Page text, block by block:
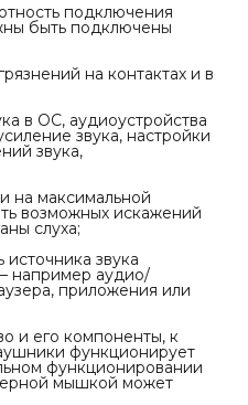
подключения
быть подключены
на контактах и в
в ОС, аудиоустройства
звука, настройки
звука,
на максимальной
возможных искажений
слуха;
источника звука
например аудио/
приложения или
и его компоненты, к
функционирует
функционировании
мышкой может